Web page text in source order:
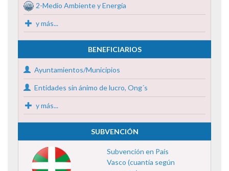
2-Medio Ambiente y Energía
y más...
BENEFICIARIOS
Ayuntamientos/Municipios
Entidades sin ánimo de lucro, Ong´s
y más...
SUBVENCIÓN
Subvención en País
Vasco (cuantía según